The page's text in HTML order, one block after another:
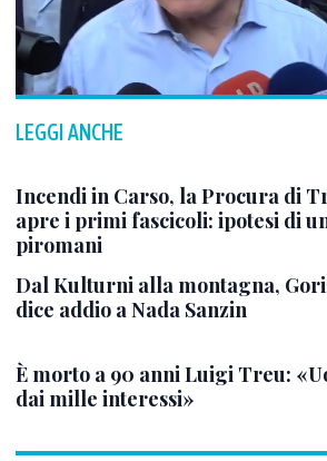
LEGGI ANCHE
Incendi in Carso, la Procura di
apre i primi fascicoli: ipotesi di
piromani
Dal Kulturni alla montagna,
dice addio a Nada Sanzin
È morto a 90 anni Luigi Treu:
dai mille interessi»